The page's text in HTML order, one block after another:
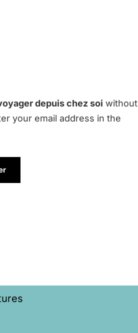
depuis chez soi without
your email address in the